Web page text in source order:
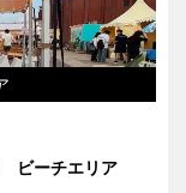
ビーチエリア